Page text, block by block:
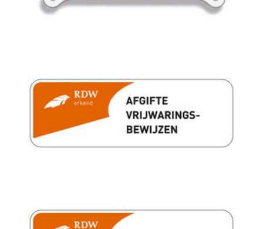
Lichtmetalen velgen 17"
Parkeersensor achter
Ruitensproeiers/wisserbladen verwarmbaar
Sportvelgen
Verwarmde voorruit
Anti doorslip regeling